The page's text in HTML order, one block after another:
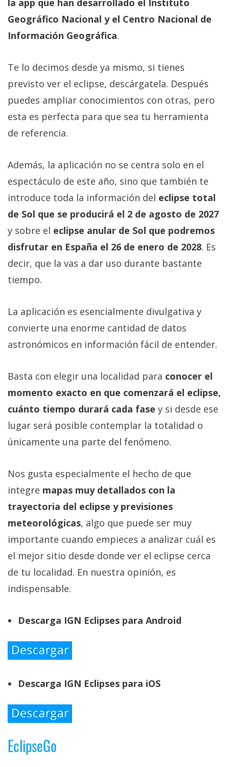
Geográfico Nacional y el Centro Nacional de
Información Geográfica.
Te lo decimos desde ya mismo, si tienes
previsto ver el eclipse, descárgatela. Después
puedes ampliar conocimientos con otras, pero
esta es perfecta para que sea tu herramienta
de referencia.
Además, la aplicación no se centra solo en el
espectáculo de este año, sino que también te
introduce toda la información del eclipse total
de Sol que se producirá el 2 de agosto de 2027
y sobre el eclipse anular de Sol que podremos
disfrutar en España el 26 de enero de 2028. Es
decir, que la vas a dar uso durante bastante
tiempo.
La aplicación es esencialmente divulgativa y
convierte una enorme cantidad de datos
astronómicos en información fácil de entender.
Basta con elegir una localidad para conocer el
momento exacto en que comenzará el eclipse,
cuánto tiempo durará cada fase y si desde ese
lugar será posible contemplar la totalidad o
únicamente una parte del fenómeno.
Nos gusta especialmente el hecho de que
integre mapas muy detallados con la
trayectoria del eclipse y previsiones
meteorológicas, algo que puede ser muy
importante cuando empieces a analizar cuál es
el mejor sitio desde donde ver el eclipse cerca
de tu localidad. En nuestra opinión, es
indispensable.
Descarga IGN Eclipses para Android
Descarga IGN Eclipses para iOS
EclipseGo